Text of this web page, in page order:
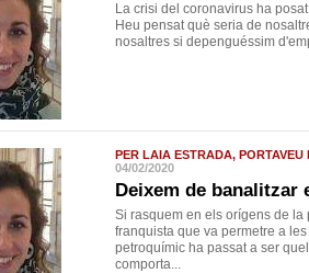
La crisi del coronavirus ha
Heu pensat què seria de
nosaltres si depenguéssim
PER LAIA ESTRADA,
04/02/2020
Deixem de banalitzar
Si rasquem en els orígens de
franquista que va permetre a
petroquímic ha passat a ser
comporta...